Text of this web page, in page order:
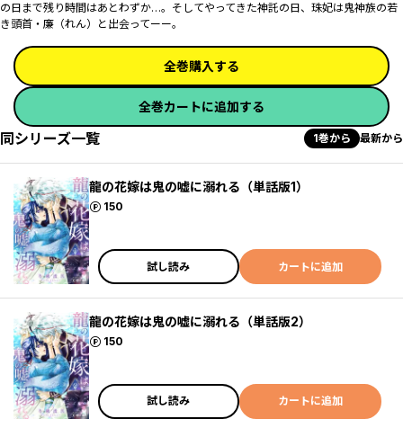
の日まで残り時間はあとわずか…。そしてやってきた神託の日、珠妃は鬼神族の若
き頭首・廉（れん）と出会ってーー。
全巻購入する
全巻カートに追加する
同シリーズ一覧 1巻から 最新から
龍の花嫁は鬼の嘘に溺れる（単話版1）
150
ポイント
試し読み カートに追加
龍の花嫁は鬼の嘘に溺れる（単話版2）
150
ポイント
試し読み カートに追加